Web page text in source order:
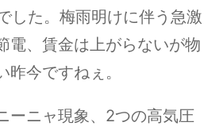
した。梅雨明けに伴う急激
電、賃金は上がらないが物
今ですねぇ。
ーニャ現象、2つの高気圧